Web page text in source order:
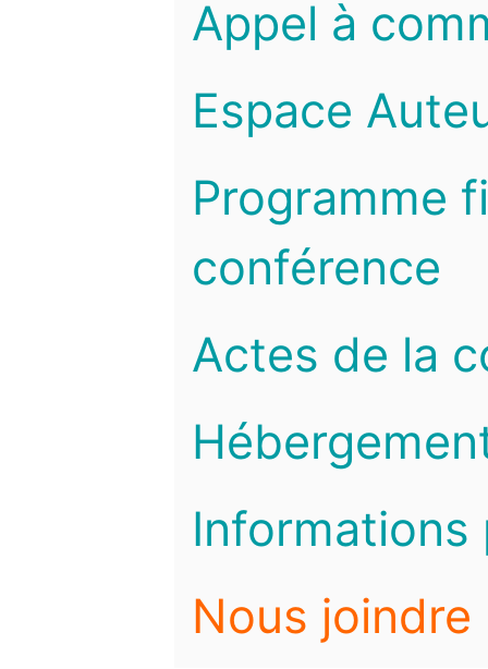
Appel à
Espace
Programme
conférence
Actes de la
Informations
Nous joindre